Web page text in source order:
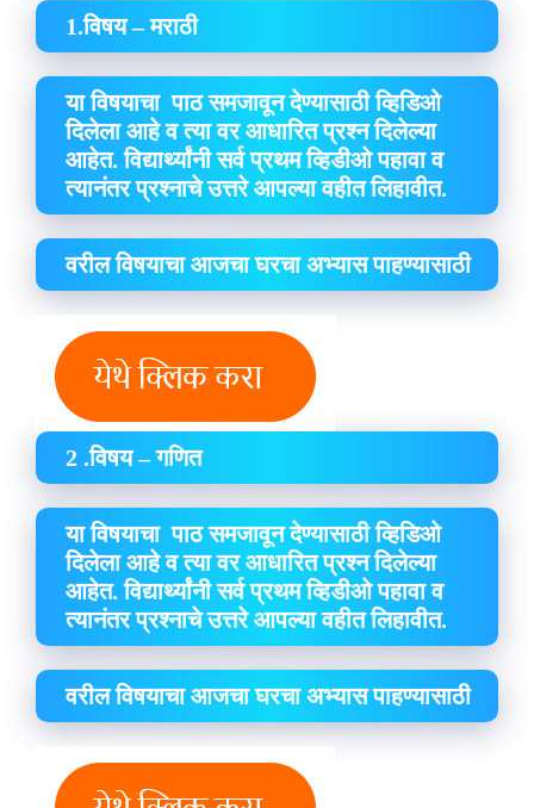
1.विषय – मराठी
या विषयाचा पाठ समजावून देण्यासाठी व्हिडिओ
दिलेला आहे व त्या वर आधारित प्रश्न दिलेल्या
आहेत. विद्यार्थ्यांनी सर्व प्रथम व्हिडीओ पहावा व
त्यानंतर प्रश्नाचे उत्तरे आपल्या वहीत लिहावीत.
वरील विषयाचा आजचा घरचा अभ्यास पाहण्यासाठी
2 .विषय – गणित
या विषयाचा पाठ समजावून देण्यासाठी व्हिडिओ
दिलेला आहे व त्या वर आधारित प्रश्न दिलेल्या
आहेत. विद्यार्थ्यांनी सर्व प्रथम व्हिडीओ पहावा व
त्यानंतर प्रश्नाचे उत्तरे आपल्या वहीत लिहावीत.
वरील विषयाचा आजचा घरचा अभ्यास पाहण्यासाठी